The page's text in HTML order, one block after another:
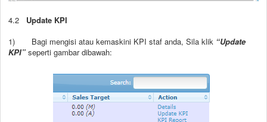
4.2
Update KPI
1) Bagi mengisi atau kemaskini KPI staf anda, Sila klik “Update
KPI” seperti gambar dibawah: